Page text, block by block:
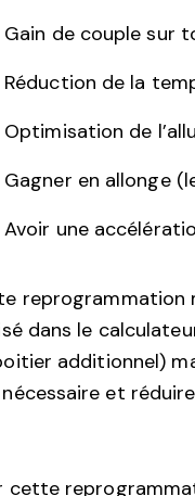
Gain de couple sur
Réduction de la
Optimisation de
Gagner en allonge
Avoir une
reprogrammation
dans le
additionnel)
et
cette